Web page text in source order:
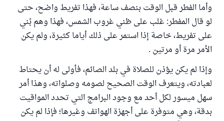
وأما الفطر قبل الوقت بنصف ساعة، فهذا تفريط واضح، حتى
لو قال المفطر: غلب على ظني غروب الشمس، فهذا وهم بُني
على تفريط، خاصة إذا استمر على ذلك أياما كثيرة، ولم يكن
الأمر مرة أو مرتين .
وإذا لم يكن يؤذن للصلاة في بلد الصائم، فأولى له أن يحتاط
لعبادته، ويتعرف الوقت الصحيح لصومه وصلواته، وهذا أمر
سهل ميسور لكل أحد مع وجود البرامج التي تحدد المواقيت
بدقة، وهي متوفرة على أجهزة الهواتف وغيرها؛ فإذا لم يكن